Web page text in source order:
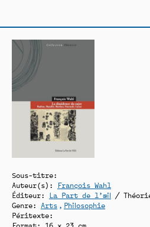
Actualités
Rencontres
Sous-titre:
Auteur(s):
François Wahl
Éditeur: La Part de l’oeil /
Genre: Arts
Philosophie
Péritexte:
Format: 16 x 23 cm